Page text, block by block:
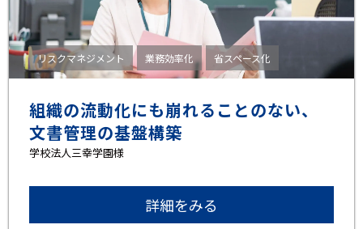
リスクマネジメント 業務効率化 省スペース化
組織の流動化にも崩れることのない、
文書管理の基盤構築
学校法人三幸学園様
詳細をみる